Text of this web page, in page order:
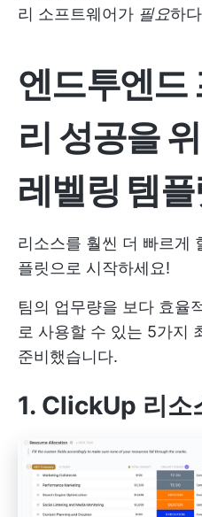
리 소프트웨어가 필요하
엔드투엔드
리 성공을
레벨링 템
리소스를 훨씬 더 빠르게
플릿으로 시작하세요!
팀의 업무량을 보다 효율
로 사용할 수 있는 5가지
준비했습니다.
1. ClickUp 리소